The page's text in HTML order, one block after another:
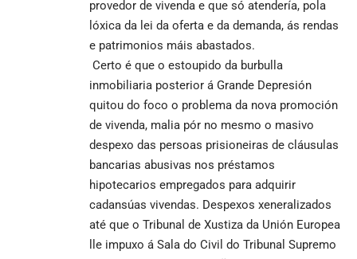
provedor de vivenda e que só atendería, pola
lóxica da lei da oferta e da demanda, ás rendas
e patrimonios máis abastados.
Certo é que o estoupido da burbulla
inmobiliaria posterior á Grande Depresión
quitou do foco o problema da nova promoción
de vivenda, malia pór no mesmo o masivo
despexo das persoas prisioneiras de cláusulas
bancarias abusivas nos préstamos
hipotecarios empregados para adquirir
cadansúas vivendas. Despexos xeneralizados
até que o Tribunal de Xustiza da Unión Europea
lle impuxo á Sala do Civil do Tribunal Supremo